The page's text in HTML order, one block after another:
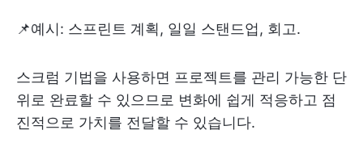
📌예시: 스프린트 계획, 일일 스탠드업, 회고.
스크럼 기법을 사용하면 프로젝트를 관리 가능한 단
위로 완료할 수 있으므로 변화에 쉽게 적응하고 점
진적으로 가치를 전달할 수 있습니다.